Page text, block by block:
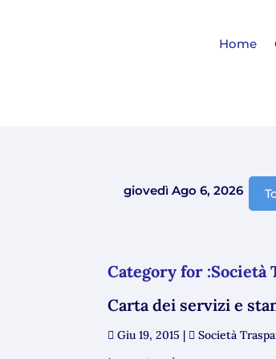
Home
giovedì Ago 6, 2026
Category for :Società
Carta dei servizi e
Giu 19, 2015 | Società